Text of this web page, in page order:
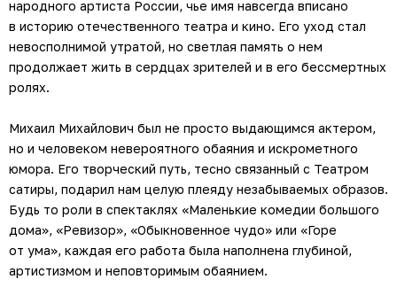
народного артиста России, чье имя навсегда вписано
в историю отечественного театра и кино. Его уход стал
невосполнимой утратой, но светлая память о нем
продолжает жить в сердцах зрителей и в его бессмертных
ролях.
Михаил Михайлович был не просто выдающимся актером,
но и человеком невероятного обаяния и искрометного
юмора. Его творческий путь, тесно связанный с Театром
сатиры, подарил нам целую плеяду незабываемых образов.
Будь то роли в спектаклях «Маленькие комедии большого
дома», «Ревизор», «Обыкновенное чудо» или «Горе
от ума», каждая его работа была наполнена глубиной,
артистизмом и неповторимым обаянием.